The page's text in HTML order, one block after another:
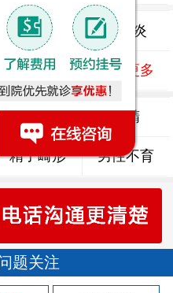
睾丸炎 尿道炎
泌尿感染 了解更多
少精 弱精
精子畸形 男性不育
题关注